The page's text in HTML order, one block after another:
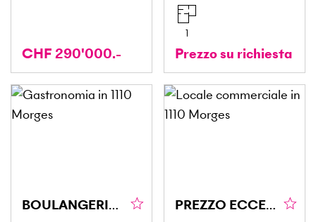
CHF 290'000.-
1
Prezzo su richiesta
BOULANGERIE AVEC BONNE SITUATION
PREZZO ECCEZIONALE CON GRANDE POTENZIALE